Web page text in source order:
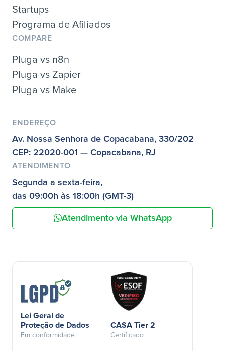
Startups
Programa de Afiliados
COMPARE
Pluga vs n8n
Pluga vs Zapier
Pluga vs Make
ENDEREÇO
Av. Nossa Senhora de Copacabana, 330/202
CEP: 22020-001 — Copacabana, RJ
ATENDIMENTO
Segunda a sexta-feira,
das 09:00h às 18:00h (GMT-3)
Atendimento via WhatsApp
Lei Geral de
Proteção de Dados
Em conformidade
CASA Tier 2
Certificado